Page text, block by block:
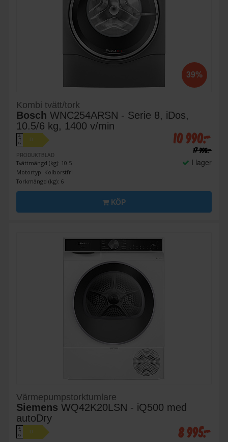
39%
Kombi tvätt/tork
Bosch WNC254ARSN - Serie 8, iDos,
10.5/6 kg, 1400 v/min
A
↑
G
D
PRODUKTBLAD
Tvättmängd (kg): 10.5
Motortyp: Kolborstfri
Torkmängd (kg): 6
10 990:-
17 990:-
I lager
KÖP
Värmepumpstorktumlare
Siemens WQ42K20LSN - iQ500 med
autoDry
A
↑
G
D 8 995:-